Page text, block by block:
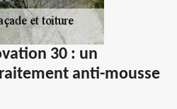
30 : un
anti-mousse